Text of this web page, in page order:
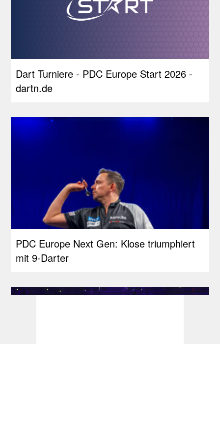
Dart Turniere - PDC Europe Start 2026 -
dartn.de
PDC Europe Next Gen: Klose triumphiert
mit 9-Darter